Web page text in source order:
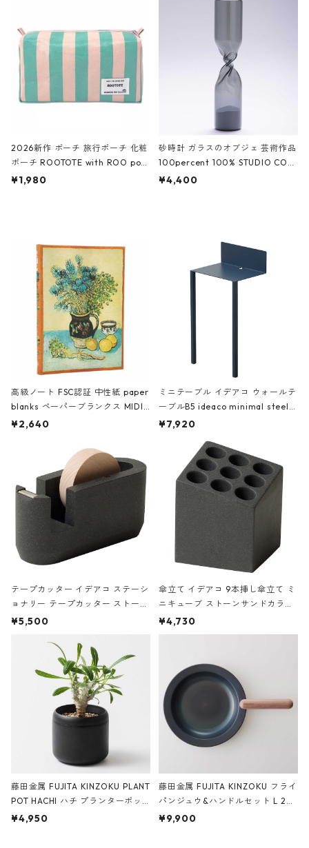
ーガンディー、オフホワイト
2026新作 ポーチ 旅行ポーチ 化粧
ポーチ ROOTOTE with ROO pou
ch 3532 ルートート WR.ポーチ.ラ
¥1,980
砂時計 ガラスのオブジェ 芸術作品
100percent 100% STUDIO COH
AKU Timeless 100パーセント ス
¥4,400
高級ノート FSC認証 中性紙 paper
blanks ペーパーブランクス MIDI
ハードカバー 罫線 ヴァン・ゴッホ
¥2,640
ミニテーブル イデアコ ウォールテ
ーブルB5 ideaco minimal steel f
urniture WALL Table B5 ネイビー
¥7,920
テープカッター イデアコ ステーシ
ョナリー テープカッター ストーン
サンドカラー 石調 ideaco Station
¥5,500
傘立て イデアコ 9本挿し傘立て ミ
ニキューブ ストーンサンドカラー
石調 ideaco Umbrella Stand CUB
E ストーンサンドブラック
¥4,730
藤田金属 FUJITA KINZOKU PLANT
POT HACHI ハチ プランターポッ
ト 3号 ブラック
¥4,950
藤田金属 FUJITA KINZOKU フライ
パンジュウ&ハンドルセット L 24c
m ガス火・IH対応 鉄フライパン
¥9,900